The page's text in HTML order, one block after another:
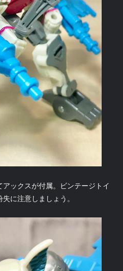
ックスが付属。ビンテージトイ
に注意しましょう。